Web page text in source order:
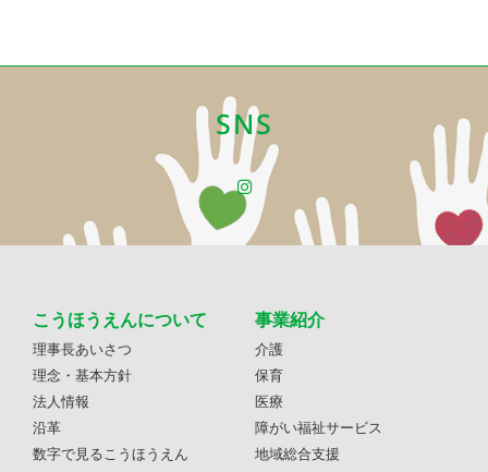
SNS
こうほうえんについて
理事長あいさつ
理念・基本方針
法人情報
沿革
数字で見るこうほうえん
事業紹介
介護
保育
医療
障がい福祉サービス
地域総合支援